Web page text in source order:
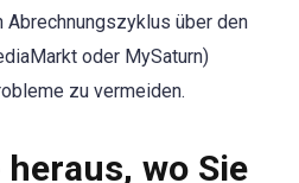
Abrechnungszyklus über den
oder MySaturn)
zu vermeiden.
wo Sie